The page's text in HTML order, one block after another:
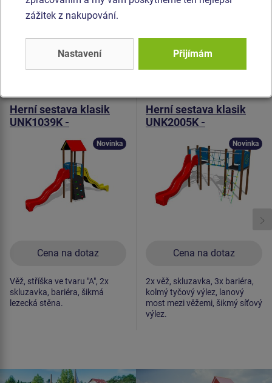
pro kůži na rukou. Veškerý spojovací materiál je
pozinkovaný nebo nerezový.
Podobné zboží
Herní sestava klasik
UNK1039K -
Cena na dotaz
Novinka
Věž, stříška ve tvaru "A", 2x
skluzavka, bariéra, šikmá
lezecká stěna.
Herní sestava klasik
UNK2005K -
Cena na dotaz
Novinka
2x věž, skluzavka, 3x bariéra,
kolmý tyčový výlez, lanový
most mezi věžemi, šikmý síťový
výlez.
zážitek z nakupování.
Nastavení Přijímám